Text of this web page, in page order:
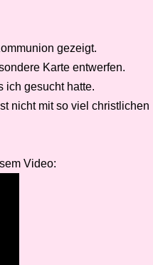
gezeigt.
Karte entwerfen.
ich gesucht hatte.
nicht mit so viel christlichen
Video: